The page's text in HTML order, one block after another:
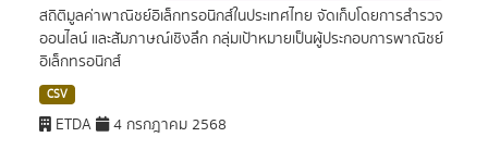
สถิติมูลค่าพาณิชย์อิเล็กทรอนิกส์ในประเทศไทย จัดเก็บโดยการสำรวจ
ออนไลน์ และสัมภาษณ์เชิงลึก กลุ่มเป้าหมายเป็นผู้ประกอบการพาณิชย์
อิเล็กทรอนิกส์
CSV
ETDA 4 กรกฎาคม 2568